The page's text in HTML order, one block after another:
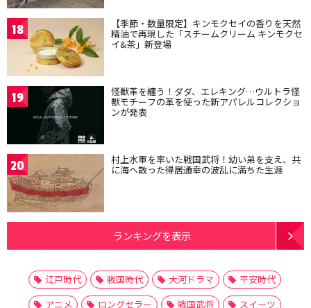
18 【季節・数量限定】キンモクセイの香りを天然
精油で再現した「スチームクリーム キンモクセ
イ&茶」新登場
19 怪獣革を纏う！ダダ、エレキング…ウルトラ怪
獣モチーフの革を使った新アパレルコレクショ
ンが発表
20 村上水軍を率いた戦国武将！幼い弟を支え、共
に海へ散った得居通幸の波乱に満ちた生涯
ランキングを表示
江戸時代 戦国時代 大河ドラマ
平安時代
アニメ
ロングセラー 戦国武将
スイーツ